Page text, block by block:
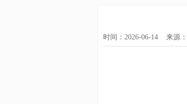
时间：2026-06-14 来源：